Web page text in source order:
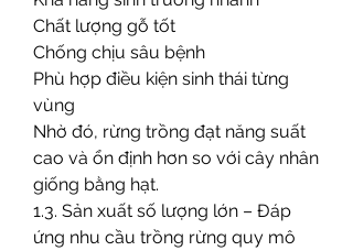
Chất lượng gỗ tốt
Chống chịu sâu bệnh
Phù hợp điều kiện sinh thái từng
vùng
Nhờ đó, rừng trồng đạt năng suất
cao và ổn định hơn so với cây nhân
giống bằng hạt.
1.3. Sản xuất số lượng lớn – Đáp
ứng nhu cầu trồng rừng quy mô